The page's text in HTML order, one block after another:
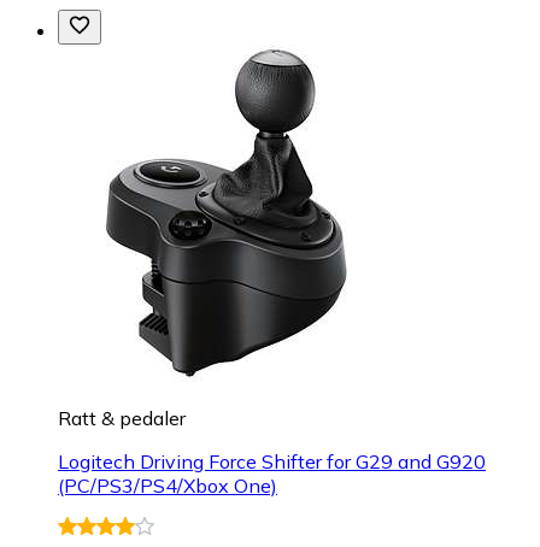
Ratt & pedaler
Logitech Driving Force Shifter for G29 and G920
(PC/PS3/PS4/Xbox One)